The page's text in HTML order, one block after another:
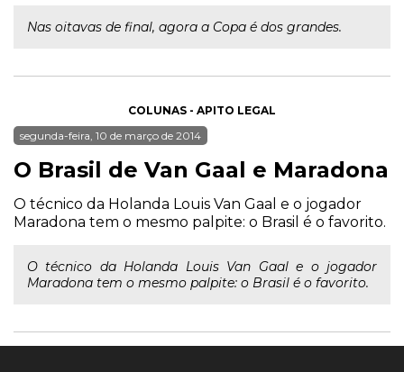
Nas oitavas de final, agora a Copa é dos grandes.
COLUNAS - APITO LEGAL
segunda-feira, 10 de março de 2014
O Brasil de Van Gaal e Maradona
O técnico da Holanda Louis Van Gaal e o jogador
Maradona tem o mesmo palpite: o Brasil é o favorito.
O técnico da Holanda Louis Van Gaal e o jogador
Maradona tem o mesmo palpite: o Brasil é o favorito.